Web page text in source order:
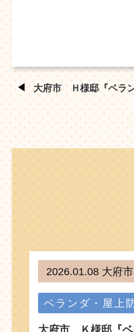
大府市 Ｈ様邸『ベラ
2026.01.08 大府
ベランダ・屋上
大府市 Ｋ様邸『ベ